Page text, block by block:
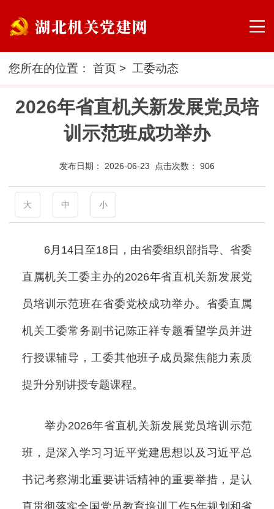
您所在的位置：首页 > 工委动态
2026年省直机关新发展党员培
训示范班成功举办
发布日期： 2026-06-23 点击次数： 906
大 中 小
6月14日至18日，由省委组织部指导、省委
直属机关工委主办的2026年省直机关新发展党
员培训示范班在省委党校成功举办。省委直属
机关工委常务副书记陈正祥专题看望学员并进
行授课辅导，工委其他班子成员聚焦能力素质
提升分别讲授专题课程。
举办2026年省直机关新发展党员培训示范
班，是深入学习习近平党建思想以及习近平总
书记考察湖北重要讲话精神的重要举措，是认
真贯彻落实全国党员教育培训工作5年规划和省